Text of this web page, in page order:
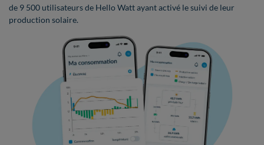
de 9 500 utilisateurs de Hello Watt ayant activé le suivi de leur
production solaire.